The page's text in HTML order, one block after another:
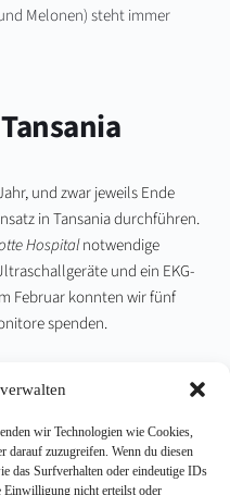
wir Technologien wie Cookies,
darauf zuzugreifen. Wenn du diesen
das Surfverhalten oder eindeutige IDs
Einwilligung nicht erteilst oder
Melonen) steht immer
und zwar jeweils Ende
in Tansania durchführen.
Hospital notwendige
und ein EKG-
Februar konnten wir fünf
spenden.
NEXT
Wochen im Charlotte